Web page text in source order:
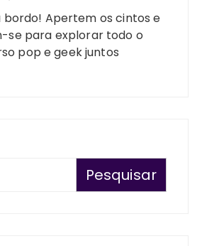
bordo! Apertem os cintos e
se para explorar todo o
pop e geek juntos
Pesquisar